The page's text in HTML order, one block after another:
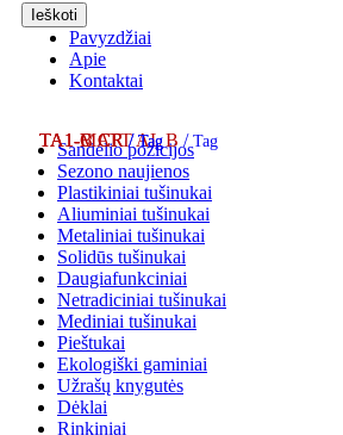
Ieškoti
Pavyzdžiai
Apie
Kontaktai
Sandėlio pozicijos
Sezono naujienos
Plastikiniai tušinukai
Aliuminiai tušinukai
Metaliniai tušinukai
Solidūs tušinukai
Daugiafunkciniai
Netradiciniai tušinukai
Mediniai tušinukai
Pieštukai
Ekologiški gaminiai
Užrašų knygutės
Dėklai
Rinkiniai
TA1-MATT AL B /Tag
TA1-B CR/Tag
TA1-C CR/Tag